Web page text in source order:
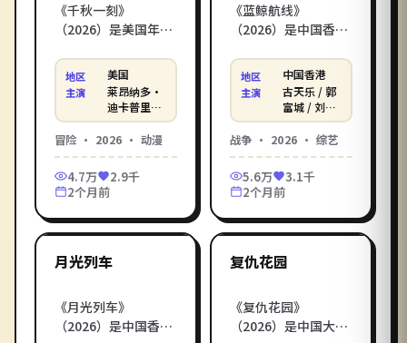
《千秋一刻》
（2026）是美国年度
斯·安德森执导，莱
昂纳多·迪卡普里
奥、罗伯特·帕丁森
领衔主演——丛林深
处一座被遗忘的部
落，外来摄影师卷入
古老仪式。影库提供
《千秋一刻》电影在
线观看高清完整版，
免费在线观看电影一
键直达，HD 流畅画质
地区 美国
主演
莱昂纳多·
迪卡普里奥
/ 罗伯特·
帕丁森 / 蒂
莫西·查拉
梅 等
冒险 · 2026 · 动漫
4.7万
2.9千
2个月前
《蓝鲸航线》
（2026）是中国香港
由尔冬升执导，古天
乐、郭富城领衔主演
——战地记者深入冲
突区，镜头记录下战
火与生命同等沉重的
瞬间。影库提供《蓝
鲸航线》电影在线观
看高清完整版，免费
在线观看电影一键直
达，HD 流畅画质支持
手机电脑播放。
地区 中国香港
主演
古天乐 / 郭
富城 / 刘德
华 等
战争 · 2026 · 综艺
5.6万
3.1千
2个月前
最新
月光列车
《月光列车》
（2026）是中国香港
最新
复仇花园
《复仇花园》
（2026）是中国大陆